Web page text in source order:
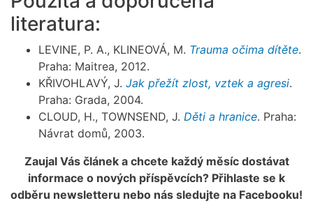
literatura:
LEVINE, P. A., KLINEOVÁ, M. Trauma očima dítěte.
Praha: Maitrea, 2012.
KŘIVOHLAVÝ, J. Jak přežít zlost, vztek a agresi.
Praha: Grada, 2004.
CLOUD, H., TOWNSEND, J. Děti a hranice. Praha:
Návrat domů, 2003.
Zaujal Vás článek a chcete každý měsíc dostávat
informace o nových příspěvcích? Přihlaste se k
odběru newsletteru nebo nás sledujte na Facebooku!